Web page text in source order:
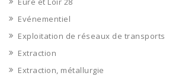
Evénementiel
Exploitation de réseaux de transports
Extraction
Extraction, métallurgie